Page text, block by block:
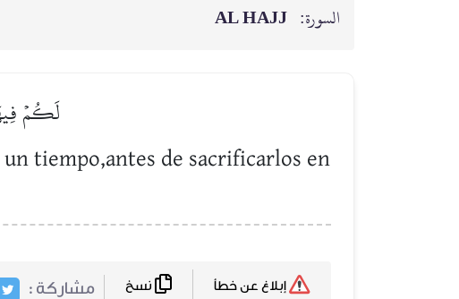
السورة: AL HAJJ
لَكُمۡ
tiempo,antes de sacrificarlos en
مشاركة :